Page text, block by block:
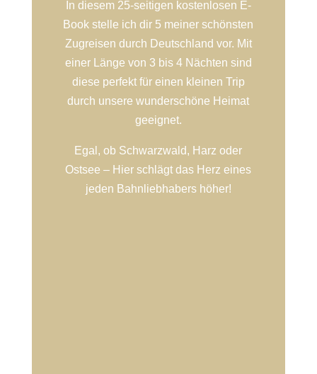
In diesem 25-seitigen kostenlosen E-
Book stelle ich dir 5 meiner schönsten
Zugreisen durch Deutschland vor. Mit
einer Länge von 3 bis 4 Nächten sind
diese perfekt für einen kleinen Trip
durch unsere wunderschöne Heimat
geeignet.
Egal, ob Schwarzwald, Harz oder
Ostsee – Hier schlägt das Herz eines
jeden Bahnliebhabers höher!